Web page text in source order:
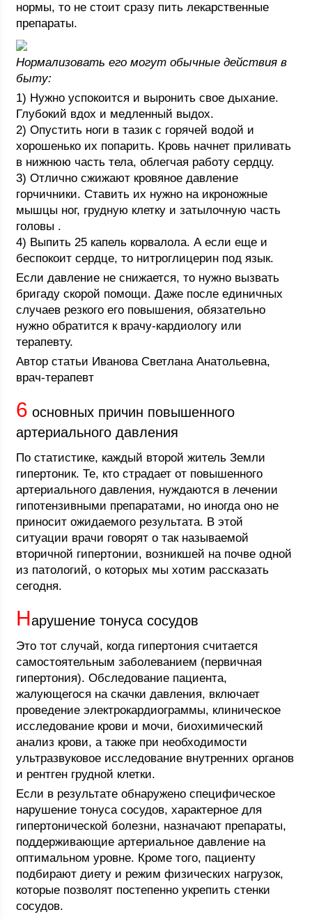
нормы, то не стоит сразу пить лекарственные
препараты.
Нормализовать его могут обычные действия в
быту:
1) Нужно успокоится и выронить свое дыхание.
Глубокий вдох и медленный выдох.
2) Опустить ноги в тазик с горячей водой и
хорошенько их попарить. Кровь начнет приливать
в нижнюю часть тела, облегчая работу сердцу.
3) Отлично сжижают кровяное давление
горчичники. Ставить их нужно на икроножные
мышцы ног, грудную клетку и затылочную часть
головы .
4) Выпить 25 капель корвалола. А если еще и
беспокоит сердце, то нитроглицерин под язык.
Если давление не снижается, то нужно вызвать
бригаду скорой помощи. Даже после единичных
случаев резкого его повышения, обязательно
нужно обратится к врачу-кардиологу или
терапевту.
Автор статьи Иванова Светлана Анатольевна,
врач-терапевт
6 основных причин повышенного
артериального давления
По статистике, каждый второй житель Земли
гипертоник. Те, кто страдает от повышенного
артериального давления, нуждаются в лечении
гипотензивными препаратами, но иногда оно не
приносит ожидаемого результата. В этой
ситуации врачи говорят о так называемой
вторичной гипертонии, возникшей на почве одной
из патологий, о которых мы хотим рассказать
сегодня.
Нарушение тонуса сосудов
Это тот случай, когда гипертония считается
самостоятельным заболеванием (первичная
гипертония). Обследование пациента,
жалующегося на скачки давления, включает
проведение электрокардиограммы, клиническое
исследование крови и мочи, биохимический
анализ крови, а также при необходимости
ультразвуковое исследование внутренних органов
и рентген грудной клетки.
Если в результате обнаружено специфическое
нарушение тонуса сосудов, характерное для
гипертонической болезни, назначают препараты,
поддерживающие артериальное давление на
оптимальном уровне. Кроме того, пациенту
подбирают диету и режим физических нагрузок,
которые позволят постепенно укрепить стенки
сосудов.